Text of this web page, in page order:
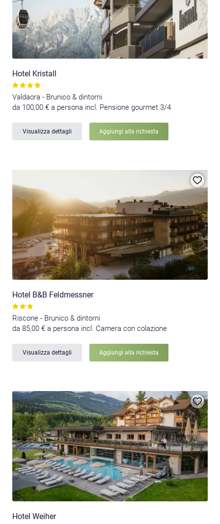
Hotel Kristall
Valdaora - Brunico & dintorni
da 100,00 € a persona incl. Pensione gourmet 3/4
Visualizza dettagli Aggiungi alla richiesta
Hotel B&B Feldmessner
Riscone - Brunico & dintorni
da 85,00 € a persona incl. Camera con colazione
Visualizza dettagli Aggiungi alla richiesta
Hotel Weiher